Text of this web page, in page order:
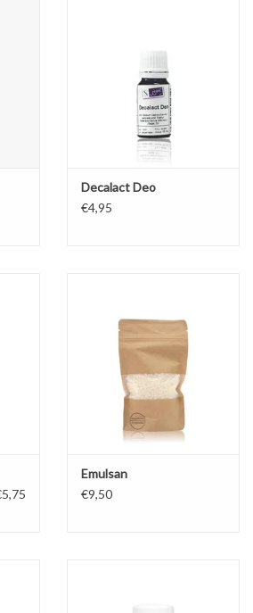
Decalact Deo
€4,95
Emulsan
€9,50